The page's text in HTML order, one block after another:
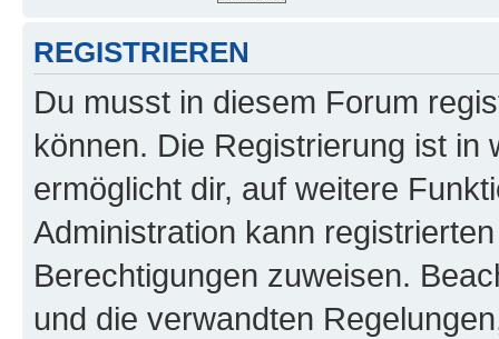
REGISTRIEREN
Du musst in diesem Forum
können. Die Registrierung ist in
ermöglicht dir, auf weitere
Administration kann
Berechtigungen zuweisen.
und die verwandten